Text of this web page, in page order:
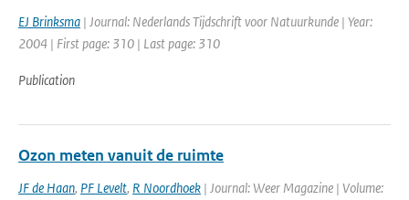
EJ Brinksma | Journal: Nederlands Tijdschrift voor Natuurkunde | Year:
2004 | First page: 310 | Last page: 310
Publication
Ozon meten vanuit de ruimte
JF de Haan, PF Levelt, R Noordhoek | Journal: Weer Magazine | Volume: